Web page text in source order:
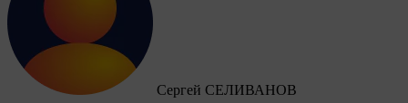
Сергей СЕЛИВАНОВ